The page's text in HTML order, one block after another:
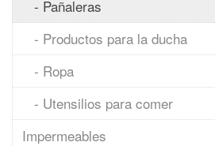
- Pañaleras
- Productos para la ducha
- Ropa
- Utensilios para comer
Impermeables